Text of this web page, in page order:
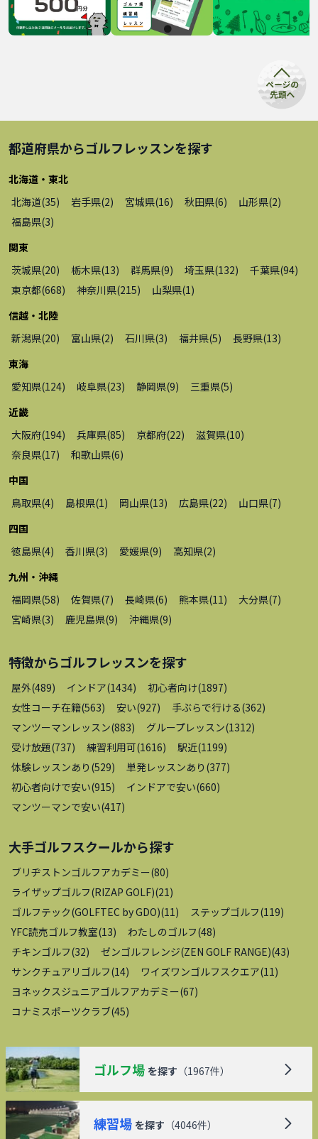
都道府県からゴルフレッスンを探す
北海道・東北
北海道(35) 岩手県(2) 宮城県(16) 秋田県(6) 山形県(2)
福島県(3)
関東
茨城県(20) 栃木県(13) 群馬県(9) 埼玉県(132) 千葉県(94)
東京都(668) 神奈川県(215) 山梨県(1)
信越・北陸
新潟県(20) 富山県(2) 石川県(3) 福井県(5) 長野県(13)
東海
愛知県(124) 岐阜県(23) 静岡県(9) 三重県(5)
近畿
大阪府(194) 兵庫県(85) 京都府(22) 滋賀県(10)
奈良県(17) 和歌山県(6)
中国
鳥取県(4) 島根県(1) 岡山県(13) 広島県(22) 山口県(7)
四国
徳島県(4) 香川県(3) 愛媛県(9) 高知県(2)
九州・沖縄
福岡県(58) 佐賀県(7) 長崎県(6) 熊本県(11) 大分県(7)
宮崎県(3) 鹿児島県(9) 沖縄県(9)
特徴からゴルフレッスンを探す
屋外(489) インドア(1434) 初心者向け(1897)
女性コーチ在籍(563) 安い(927) 手ぶらで行ける(362)
マンツーマンレッスン(883) グループレッスン(1312)
受け放題(737) 練習利用可(1616) 駅近(1199)
体験レッスンあり (529) 単発レッスンあり (377)
初心者向けで安い(915) インドアで安い(660)
マンツーマンで安い(417)
大手ゴルフスクールから探す
ブリヂストンゴルフアカデミー(80)
ライザップゴルフ(RIZAP GOLF)(21)
ゴルフテック(GOLFTEC by GDO)(11) ステップゴルフ(119)
YFC読売ゴルフ教室(13) わたしのゴルフ(48)
チキンゴルフ(32) ゼンゴルフレンジ(ZEN GOLF RANGE)(43)
サンクチュアリゴルフ(14) ワイズワンゴルフスクエア(11)
ヨネックスジュニアゴルフアカデミー(67)
コナミスポーツクラブ(45)
ゴルフ場 を探す （1967件）
練習場 を探す （4046件）